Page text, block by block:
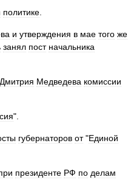
политике
и утверждения в мае того же
занял пост начальника
Дмитрия Медведева комиссии
".
губернаторов от"Единой
президенте РФ по делам